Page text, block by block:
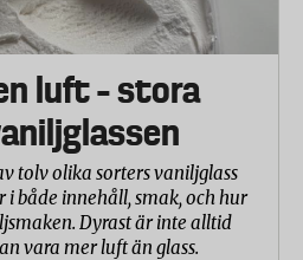
luft – stora
tolv olika sorters vaniljglass
i både innehåll, smak, och hur
Dyrast är inte alltid
vara mer luft än glass.